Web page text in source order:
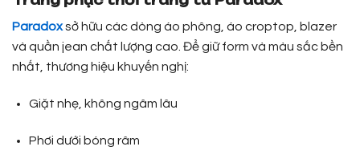
Paradoxsở hữu các dòng áo phông, áo croptop, blazer
và quần jean chất lượng cao. Để giữ form và màu sắc bền
nhất, thương hiệu khuyến nghị:
Giặt nhẹ, không ngâm lâu
Phơi dưới bóng râm